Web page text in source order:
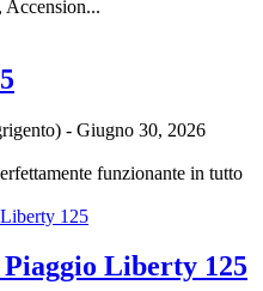
- Giugno 30, 2026
funzionante in tutto
Liberty 125